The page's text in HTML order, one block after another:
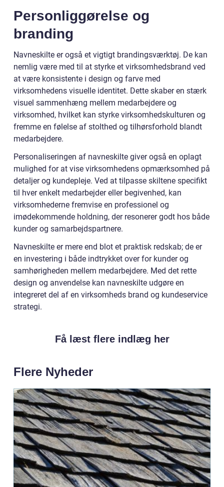
Personliggørelse og
branding
Navneskilte er også et vigtigt brandingsværktøj. De kan
nemlig være med til at styrke et virksomhedsbrand ved
at være konsistente i design og farve med
virksomhedens visuelle identitet. Dette skaber en stærk
visuel sammenhæng mellem medarbejdere og
virksomhed, hvilket kan styrke virksomhedskulturen og
fremme en følelse af stolthed og tilhørsforhold blandt
medarbejdere.
Personaliseringen af navneskilte giver også en oplagt
mulighed for at vise virksomhedens opmærksomhed på
detaljer og kundepleje. Ved at tilpasse skiltene specifikt
til hver enkelt medarbejder eller begivenhed, kan
virksomhederne fremvise en professionel og
imødekommende holdning, der resonerer godt hos både
kunder og samarbejdspartnere.
Navneskilte er mere end blot et praktisk redskab; de er
en investering i både indtrykket over for kunder og
samhørigheden mellem medarbejdere. Med det rette
design og anvendelse kan navneskilte udgøre en
integreret del af en virksomheds brand og kundeservice
strategi.
Få læst flere indlæg her
Flere Nyheder